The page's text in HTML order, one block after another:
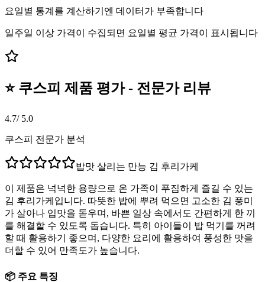
요일별 통계를 계산하기엔 데이터가 부족합니다
일주일 이상 가격이 수집되면 요일별 평균 가격이 표시됩니다
⭐ 쿠스피 제품 평가 - 전문가 리뷰
4.7/ 5.0
쿠스피 전문가 분석
밥맛 살리는 만능 김 후리가케
이 제품은 넉넉한 용량으로 온 가족이 푸짐하게 즐길 수 있는
김 후리가케입니다. 따뜻한 밥에 뿌려 먹으면 고소한 김 풍미
가 살아나 입맛을 돋우며, 바쁜 일상 속에서도 간편하게 한 끼
를 해결할 수 있도록 돕습니다. 특히 아이들이 밥 먹기를 꺼려
할 때 활용하기 좋으며, 다양한 요리에 활용하여 풍성한 맛을
더할 수 있어 만족도가 높습니다.
📦 주요 특징